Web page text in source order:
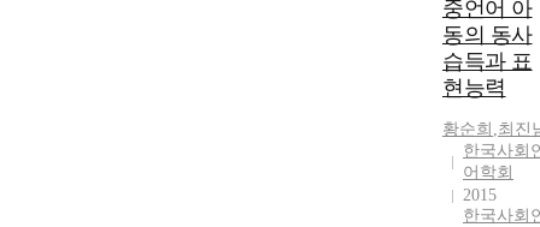
중언어 아
동의 동사
습득과 표
현능력
황순희 ,최진
한국사회
어학회
2015
한국사회